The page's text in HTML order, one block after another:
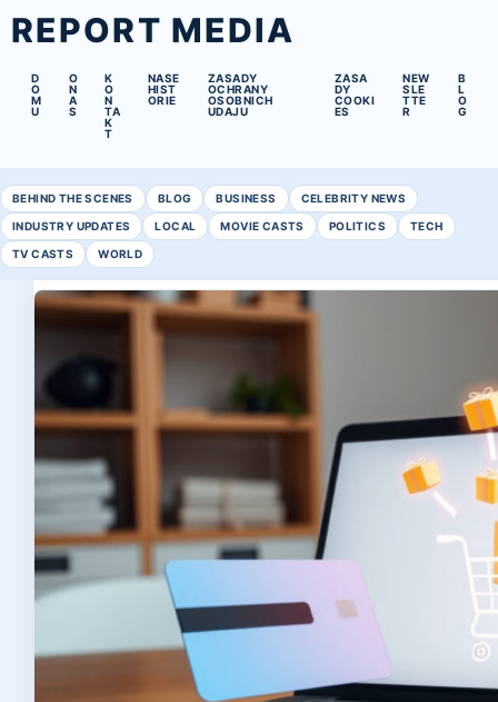
REPORT MEDIA
D
O
M
U
O
N
A
S
K
O
N
TA
K
T
NASE
HIST
ORIE
ZASADY
OCHRANY
OSOBNICH
UDAJU
ZASA
DY
COOKI
ES
NEW
SLE
TTE
R
B
L
O
G
BEHIND THE SCENES BLOG BUSINESS CELEBRITY NEWS
INDUSTRY UPDATES LOCAL MOVIE CASTS POLITICS TECH
TV CASTS WORLD